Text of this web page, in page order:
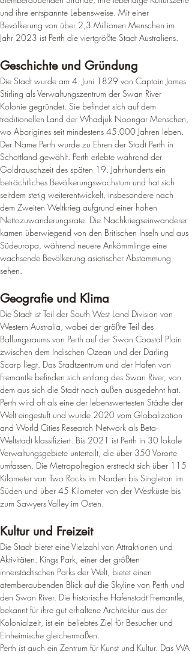
und ihre entspannte Lebensweise. Mit einer
Bevölkerung von über 2,3 Millionen Menschen im
Jahr 2023 ist Perth die viertgrößte Stadt Australiens.
Geschichte und Gründung
Die Stadt wurde am 4. Juni 1829 von Captain James
Stirling als Verwaltungszentrum der Swan River
Kolonie gegründet. Sie befindet sich auf dem
traditionellen Land der Whadjuk Noongar Menschen,
wo Aborigines seit mindestens 45.000 Jahren leben.
Der Name Perth wurde zu Ehren der Stadt Perth in
Schottland gewählt. Perth erlebte während der
Goldrauschzeit des späten 19. Jahrhunderts ein
beträchtliches Bevölkerungswachstum und hat sich
seitdem stetig weiterentwickelt, insbesondere nach
dem Zweiten Weltkrieg aufgrund einer hohen
Nettozuwanderungsrate. Die Nachkriegseinwanderer
kamen überwiegend von den Britischen Inseln und aus
Südeuropa, während neuere Ankömmlinge eine
wachsende Bevölkerung asiatischer Abstammung
sehen.
Geografie und Klima
Die Stadt ist Teil der South West Land Division von
Western Australia, wobei der größte Teil des
Ballungsraums von Perth auf der Swan Coastal Plain
zwischen dem Indischen Ozean und der Darling
Scarp liegt. Das Stadtzentrum und der Hafen von
Fremantle befinden sich entlang des Swan River, von
dem aus sich die Stadt nach außen ausgedehnt hat.
Perth wird oft als eine der lebenswertesten Städte der
Welt eingestuft und wurde 2020 vom Globalization
and World Cities Research Network als Beta-
Weltstadt klassifiziert. Bis 2021 ist Perth in 30 lokale
Verwaltungsgebiete unterteilt, die über 350 Vororte
umfassen. Die Metropolregion erstreckt sich über 115
Kilometer von Two Rocks im Norden bis Singleton im
Süden und über 45 Kilometer von der Westküste bis
zum Sawyers Valley im Osten.
Kultur und Freizeit
Die Stadt bietet eine Vielzahl von Attraktionen und
Aktivitäten. Kings Park, einer der größten
innerstädtischen Parks der Welt, bietet einen
atemberaubenden Blick auf die Skyline von Perth und
den Swan River. Die historische Hafenstadt Fremantle,
bekannt für ihre gut erhaltene Architektur aus der
Kolonialzeit, ist ein beliebtes Ziel für Besucher und
Einheimische gleichermaßen.
Perth ist auch ein Zentrum für Kunst und Kultur. Das WA